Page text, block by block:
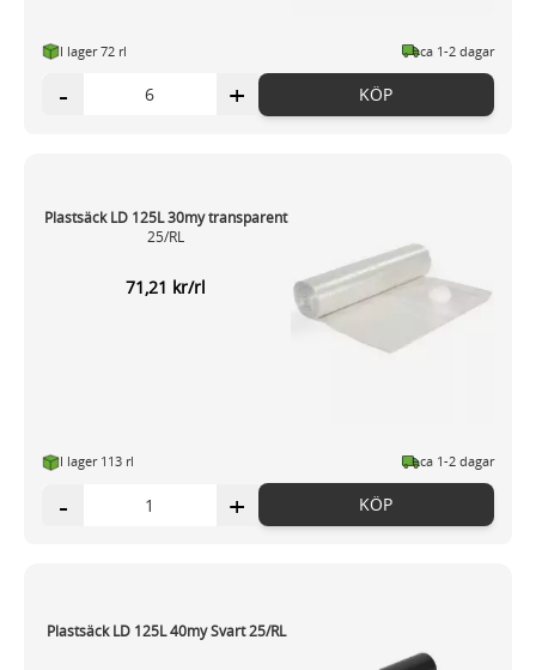
I lager 72 rl ca 1-2 dagar
- + KÖP
Plastsäck LD 125L 30my transparent
25/RL
71,21 kr/rl
I lager 113 rl ca 1-2 dagar
- + KÖP
Plastsäck LD 125L 40my Svart 25/RL